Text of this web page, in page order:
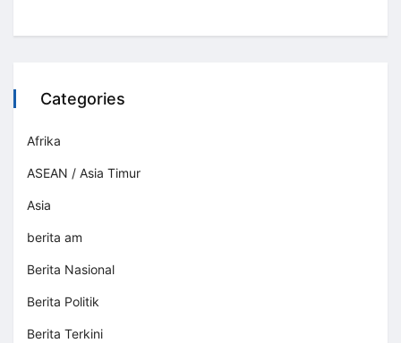
Categories
Afrika
ASEAN / Asia Timur
Asia
berita am
Berita Nasional
Berita Politik
Berita Terkini